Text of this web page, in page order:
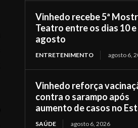
Vinhedo recebe 5ª
Teatro entre os dias 10 e
agosto
ENTRETENIMENTO agosto 6,
Vinhedo reforça
contra o sarampo após
aumento de casos no
SAÚDE agosto 6, 2026